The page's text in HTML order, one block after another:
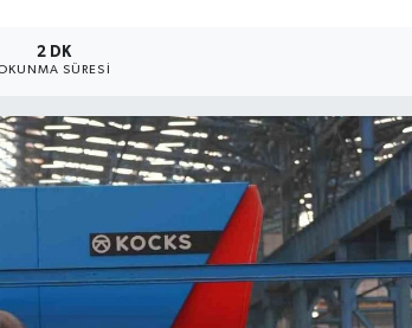
2 DK
SÜRESI